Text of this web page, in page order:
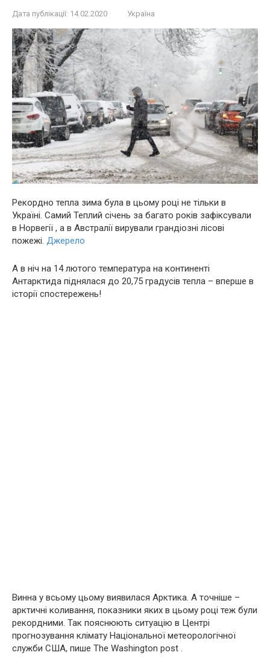
Дата публікації: 14.02.2020 Україна
Рекордно тепла зима була в цьому році не тільки в
Україні. Самий Теплий січень за багато років зафіксували
в Норвегії , а в Австралії вирували грандіозні лісові
пожежі. Джерело
А в ніч на 14 лютого температура на континенті
Антарктида піднялася до 20,75 градусів тепла – вперше в
історії спостережень!
Винна у всьому цьому виявилася Арктика. А точніше –
арктичні коливання, показники яких в цьому році теж були
рекордними. Так пояснюють ситуацію в Центрі
прогнозування клімату Національної метеорологічної
служби США, пише The Washington post .